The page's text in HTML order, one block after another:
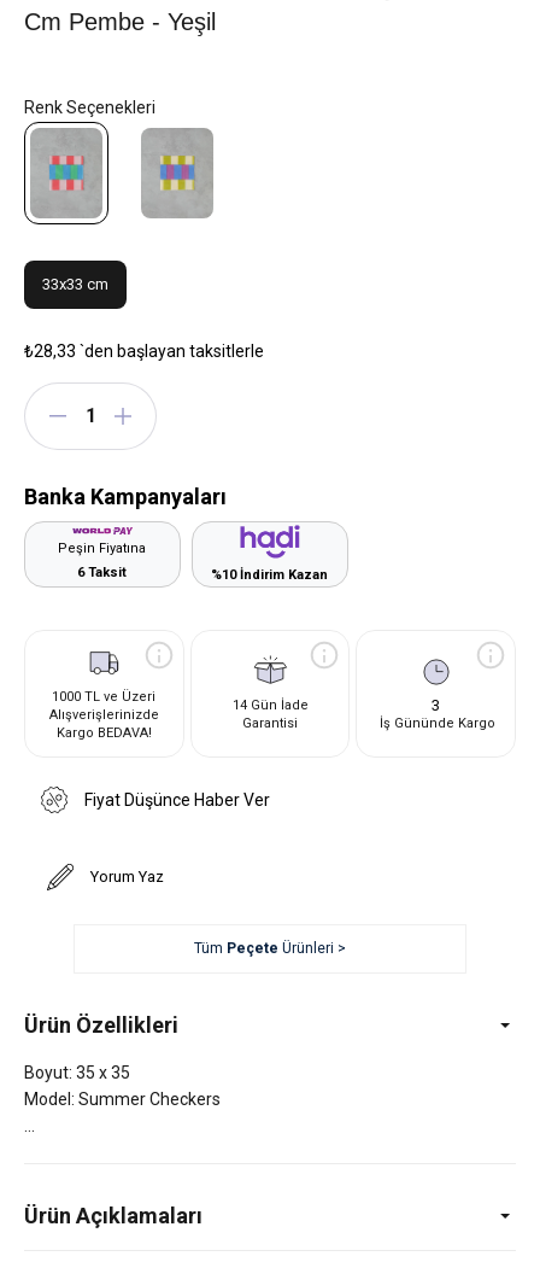
Cm Pembe - Yeşil
33x33 cm
₺28,33 `den başlayan taksitlerle
Banka Kampanyaları
Peşin Fiyatına
6 Taksit
%10 İndirim Kazan
1000 TL ve Üzeri
Alışverişlerinizde
Kargo BEDAVA!
14 Gün İade
Garantisi
3
İş Gününde Kargo
Fiyat Düşünce Haber Ver
Yorum Yaz
Tüm Peçete Ürünleri >
Ürün Özellikleri
Boyut: 35 x 35
Model: Summer Checkers
Ürün Açıklamaları